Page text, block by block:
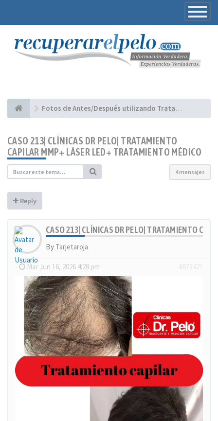
Toggle
Fotos de Antes/Después utilizando Tratamientos
CASO 213| CLÍNICAS DR PELO| TRATAMIENTO
CAPILAR MMP+ LÁSER LED+ TRATAMIENTO MÉDICO
4 mensajes
Reply
CASO 213| CLÍNICAS DR PELO| TRATAMIENTO
By Tarjetaroja
- Mar Jun 16, 2026 4:28 pm